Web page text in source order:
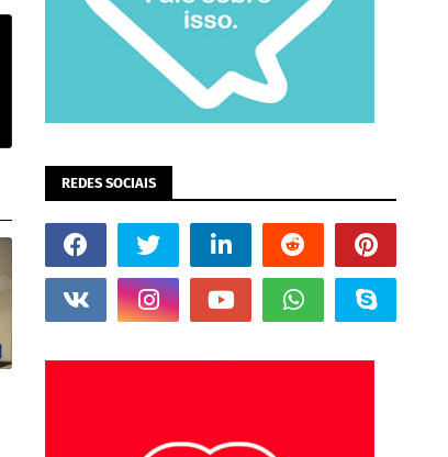
REDES SOCIAIS